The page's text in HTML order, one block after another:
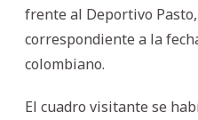
frente al Deportivo
correspondiente a la
colombiano.
El cuadro visitante se